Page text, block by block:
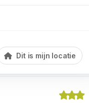
Dit is mijn locatie